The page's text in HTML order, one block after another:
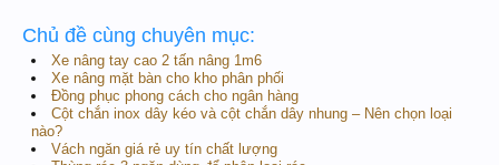
Chủ đề cùng chuyên mục:
Xe nâng tay cao 2 tấn nâng 1m6
Xe nâng mặt bàn cho kho phân phối
Đồng phục phong cách cho ngân hàng
Cột chắn inox dây kéo và cột chắn dây nhung – Nên chọn loại
nào?
Vách ngăn giá rẻ uy tín chất lượng